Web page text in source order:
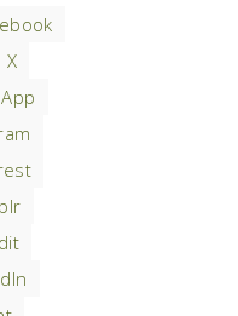
X